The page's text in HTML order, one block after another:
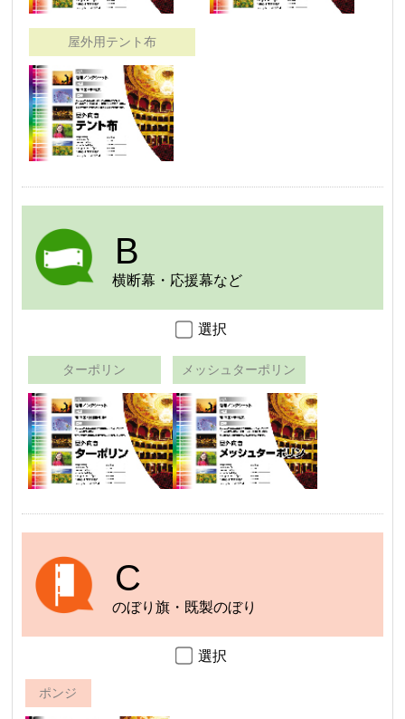
屋外用テント布
B
横断幕・応援幕など
選択
ターポリン メッシュターポリン
C
のぼり旗・既製のぼり
選択
ポンジ